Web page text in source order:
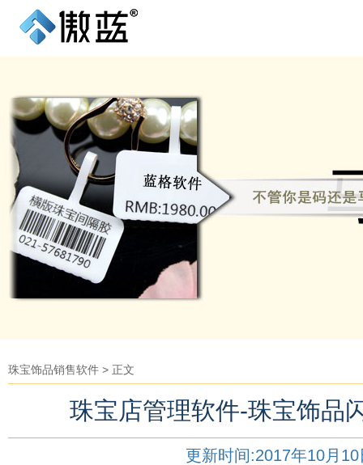
珠宝饰品销售软件 > 正文
珠宝店管理软件-珠宝饰品
更新时间:2017年10月10